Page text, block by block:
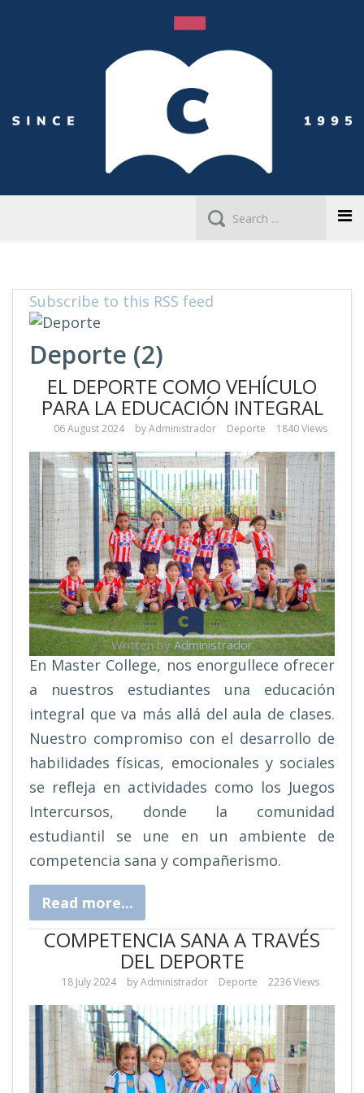
Subscribe to this RSS feed
Deporte (2)
EL DEPORTE COMO VEHÍCULO
PARA LA EDUCACIÓN INTEGRAL
06 August 2024 byAdministrador Deporte 1840 Views
Written byAdministrador
En Master College, nos enorgullece ofrecer
a nuestros estudiantes una educación
integral que va más allá del aula de clases.
Nuestro compromiso con el desarrollo de
habilidades físicas, emocionales y sociales
se refleja en actividades como los Juegos
Intercursos, donde la comunidad
estudiantil se une en un ambiente de
competencia sana y compañerismo.
Read more...
COMPETENCIA SANA A TRAVÉS
DEL DEPORTE
18 July 2024 byAdministrador Deporte 2236 Views